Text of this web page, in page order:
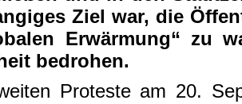
Ziel war, die
Erwärmung“ zu
bedrohen.
Proteste am 20.